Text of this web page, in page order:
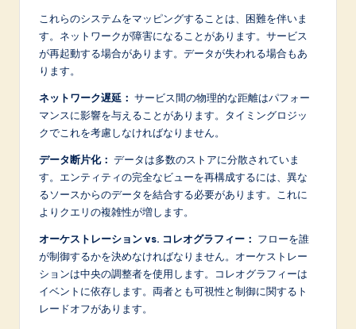
これらのシステムをマッピングすることは、困難を伴いま
す。ネットワークが障害になることがあります。サービス
が再起動する場合があります。データが失われる場合もあ
ります。
ネットワーク遅延： サービス間の物理的な距離はパフォー
マンスに影響を与えることがあります。タイミングロジッ
クでこれを考慮しなければなりません。
データ断片化： データは多数のストアに分散されていま
す。エンティティの完全なビューを再構成するには、異な
るソースからのデータを結合する必要があります。これに
よりクエリの複雑性が増します。
オーケストレーション vs. コレオグラフィー： フローを誰
が制御するかを決めなければなりません。オーケストレー
ションは中央の調整者を使用します。コレオグラフィーは
イベントに依存します。両者とも可視性と制御に関するト
レードオフがあります。